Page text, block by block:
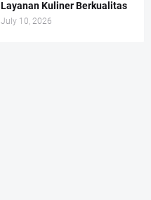
Layanan Kuliner Berkualitas
July 10, 2026